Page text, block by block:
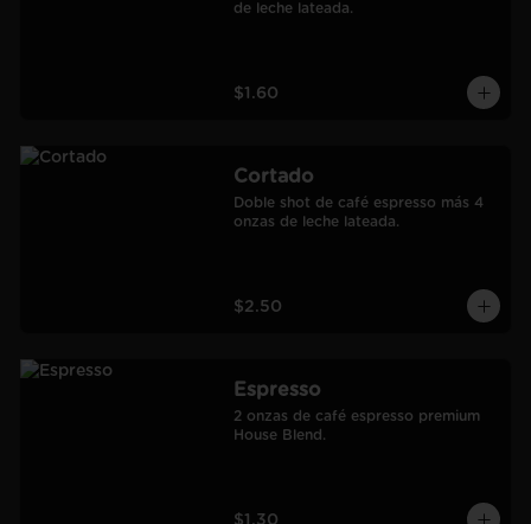
de leche lateada.
$1.60
Cortado
Doble shot de café espresso más 4
onzas de leche lateada.
$2.50
Espresso
2 onzas de café espresso premium
House Blend.
$1.30